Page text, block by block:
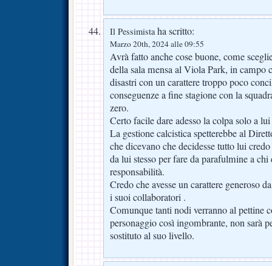
Il Pessimistaha scritto:
Marzo 20th, 2024 alle 09:55
Avrà fatto anche cose buone, come
della sala mensa al Viola Park, in campo
disastri con un carattere troppo poco
conseguenze a fine stagione con la
zero.
Certo facile dare adesso la colpa solo a
La gestione calcistica spetterebbe al
che dicevano che decidesse tutto lui
da lui stesso per fare da parafulmine a chi
responsabilità.
Credo che avesse un carattere generoso
i suoi collaboratori .
Comunque tanti nodi verranno al pettine
personaggio così ingombrante, non sarà
sostituto al suo livello.